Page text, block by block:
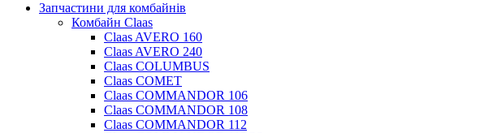
Запчастини для комбайнів
Комбайн Claas
Claas AVERO 160
Claas AVERO 240
Claas COLUMBUS
Claas COMET
Claas COMMANDOR 106
Claas COMMANDOR 108
Claas COMMANDOR 112